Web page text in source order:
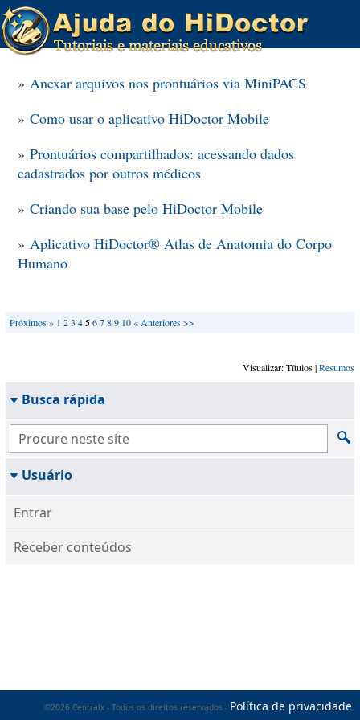
» Anexar arquivos nos prontuários via MiniPACS
» Como usar o aplicativo HiDoctor Mobile
» Prontuários compartilhados: acessando dados
cadastrados por outros médicos
» Criando sua base pelo HiDoctor Mobile
» Aplicativo HiDoctor® Atlas de Anatomia do Corpo
Humano
Próximos » 1 23 4 56789 10« Anteriores>>
Visualizar: Títulos |Resumos
Busca rápida
Usuário
Entrar
Receber conteúdos
©2026 Centralx - Todos os direitos reservados - Política de privacidade